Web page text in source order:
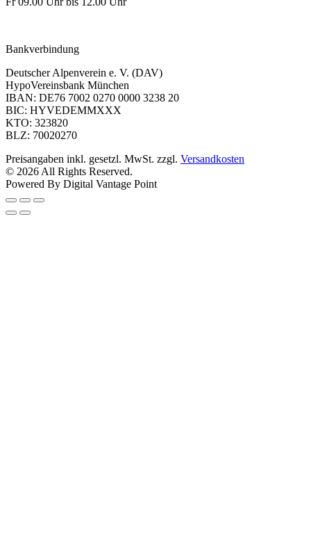
Bankverbindung
Deutscher Alpenverein e. V. (DAV)
HypoVereinsbank München
IBAN: DE76 7002 0270 0000 3238 20
BIC: HYVEDEMMXXX
KTO: 323820
BLZ: 70020270
Preisangaben inkl. gesetzl. MwSt. zzgl. Versandkosten
© 2026 All Rights Reserved.
Powered By Digital Vantage Point